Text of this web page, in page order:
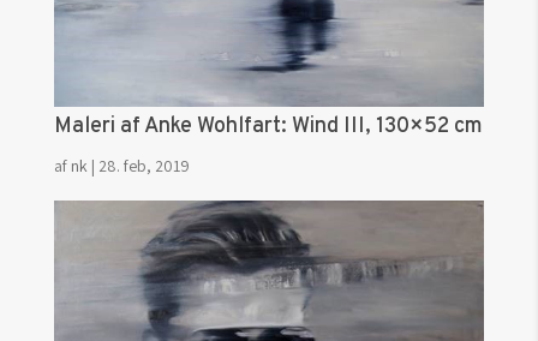
Maleri af Anke Wohlfart: Wind III, 130×52 cm
af nk | 28. feb, 2019